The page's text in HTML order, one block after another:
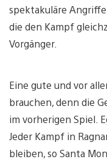
spektakuläre
die den Kampf
Vorgänger.
Eine gute und vor
brauchen, denn die
im vorherigen Spiel.
Jeder Kampf in
bleiben, so Santa